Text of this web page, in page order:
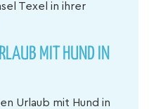
Texel in ihrer
MIT HUND IN
Urlaub mit Hund in